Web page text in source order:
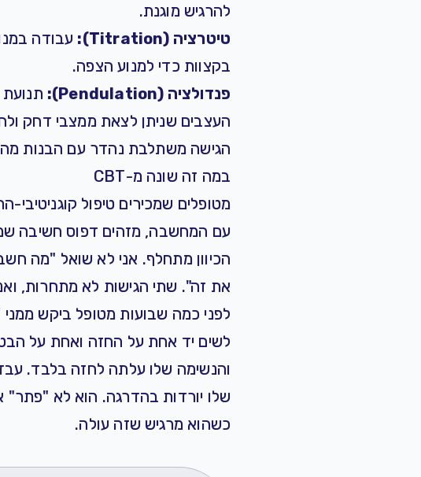
להרגיש מוגנת.
טיטרציה (Titration):
עבודה
בקצוות כדי למנוע הצפה.
פנדולציה (Pendulation):
העצבים שניתן לצאת ממצבי דחק
הגישה משתלבת נהדר עם הבנות מ
במה זה שונה מ-CBT
עם המחשבה, מזהים דפוס חשיבה
הכיוון מתחלף. אני לא שואל "מה
את זה". שתי הגישות לא מתחרות,
לפני כמה שבועות מטופל ביקש
לשים יד אחת על החזה ואחת על
והנשימה שלו עלתה לחזה בלבד.
שלו יורדות בהדרגה. הוא לא
כשהוא מרגיש שזה עולה.